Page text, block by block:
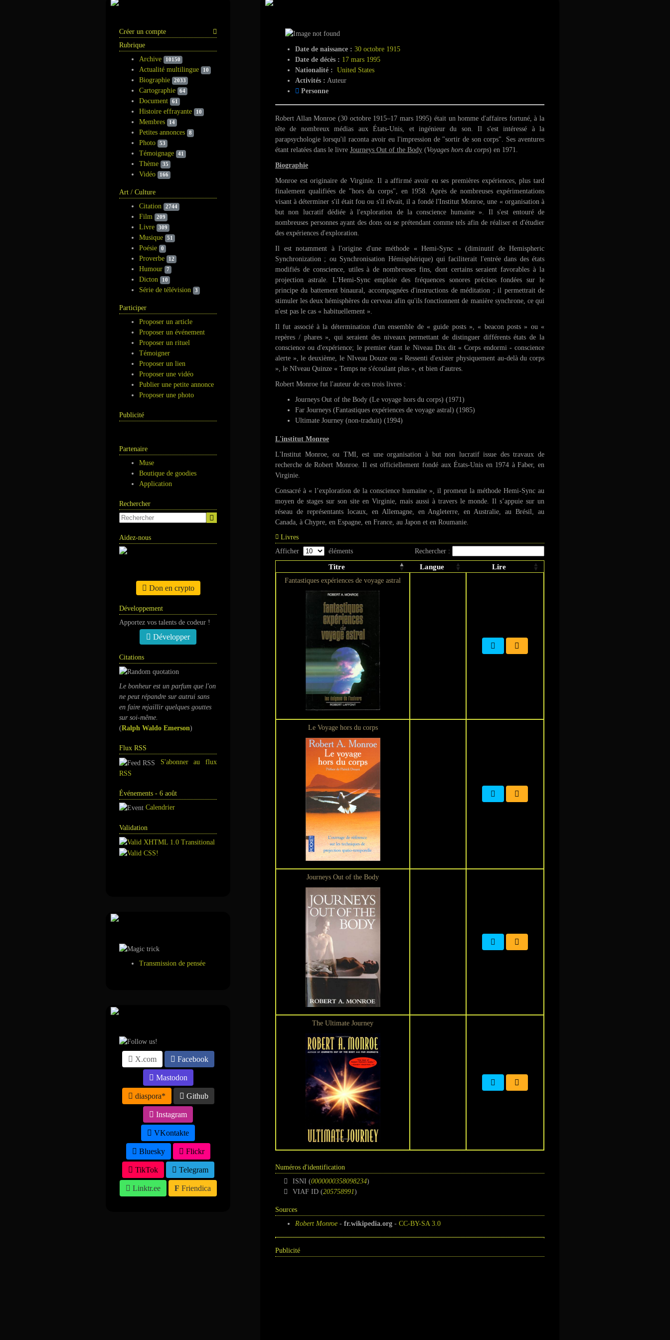
Créer un compte
Rubrique
Archive
10150
Actualité multilingue 10
Biographie 2033
Cartographie 64
Document 61
Histoire effrayante 10
Membres 14
Petites annonces 8
Photo 53
Témoignage 41
Thème 35
Vidéo 166
Art / Culture
Citation
2744
Film 209
Livre 309
Musique 51
Poésie 0
Proverbe 12
Humour 7
Dicton 10
Série de télévision 3
Participer
Proposer un article
Proposer un événement
Proposer un rituel
Témoigner
Proposer un lien
Proposer une vidéo
Publier une petite annonce
Proposer une photo
Publicité
Partenaire
Muse
Boutique de goodies
Application
Rechercher
Aidez-nous
Don en crypto
Développement
Apportez vos talents de codeur !
Développer
Citations
Le bonheur est un parfum que l'on
ne peut répandre sur autrui sans
en faire rejaillir quelques gouttes
sur soi-même.
(Ralph Waldo Emerson)
Flux RSS
S'abonner au flux
RSS
Événements - 6 août
Calendrier
Validation
Transmission de pensée
X.com Facebook
Mastodon
diaspora* Github
Instagram
VKontakte
Bluesky Flickr
TikTok Telegram
Linktr.ee Friendica
Date de naissance : 30 octobre 1915
Date de décès : 17 mars 1995
Nationalité : United States
Activités : Auteur
Personne
Robert Allan Monroe (30 octobre 1915–17 mars 1995) était un homme d'affaires fortuné, à la
tête de nombreux médias aux États-Unis, et ingénieur du son. Il s'est intéressé à la
parapsychologie lorsqu'il raconta avoir eu l'impression de "sortir de son corps". Ses aventures
étant relatées dans le livre Journeys Out of the Body (Voyages hors du corps) en 1971.
Biographie
Monroe est originaire de Virginie. Il a affirmé avoir eu ses premières expériences, plus tard
finalement qualifiées de "hors du corps", en 1958. Après de nombreuses expérimentations
visant à déterminer s'il était fou ou s'il rêvait, il a fondé l'Institut Monroe, une « organisation à
but non lucratif dédiée à l'exploration de la conscience humaine ». Il s'est entouré de
nombreuses personnes ayant des dons ou se prétendant comme tels afin de réaliser et d'étudier
des expériences d'exploration.
Il est notamment à l'origine d'une méthode « Hemi-Sync » (diminutif de Hemispheric
Synchronization ; ou Synchronisation Hémisphérique) qui faciliterait l'entrée dans des états
modifiés de conscience, utiles à de nombreuses fins, dont certains seraient favorables à la
projection astrale. L'Hemi-Sync emploie des fréquences sonores précises fondées sur le
principe du battement binaural, accompagnées d'instructions de méditation ; il permettrait de
stimuler les deux hémisphères du cerveau afin qu'ils fonctionnent de manière synchrone, ce qui
n'est pas le cas « habituellement ».
Il fut associé à la détermination d'un ensemble de « guide posts », « beacon posts » ou «
repères / phares », qui seraient des niveaux permettant de distinguer différents états de la
conscience ou d'expérience; le premier étant le Niveau Dix dit « Corps endormi - conscience
alerte », le deuxième, le NIveau Douze ou « Ressenti d'exister physiquement au-delà du corps
», le NIveau Quinze « Temps ne s'écoulant plus », et bien d'autres.
Robert Monroe fut l'auteur de ces trois livres :
Journeys Out of the Body (Le voyage hors du corps) (1971)
Far Journeys (Fantastiques expériences de voyage astral) (1985)
Ultimate Journey (non-traduit) (1994)
L'institut Monroe
L'Institut Monroe, ou TMI, est une organisation à but non lucratif issue des travaux de
recherche de Robert Monroe. Il est officiellement fondé aux États-Unis en 1974 à Faber, en
Virginie.
Consacré à « l’exploration de la conscience humaine », il promeut la méthode Hemi-Sync au
moyen de stages sur son site en Virginie, mais aussi à travers le monde. Il s’appuie sur un
réseau de représentants locaux, en Allemagne, en Angleterre, en Australie, au Brésil, au
Canada, à Chypre, en Espagne, en France, au Japon et en Roumanie.
Livres
Afficher
éléments Rechercher :
Titre Langue Lire
Fantastiques expériences de voyage astral
Le Voyage hors du corps
Journeys Out of the Body
The Ultimate Journey
Numéros d'identification
ISNI (0000000358098234)
VIAF ID (205758991)
Sources
Robert Monroe - fr.wikipedia.org - CC-BY-SA 3.0
Publicité